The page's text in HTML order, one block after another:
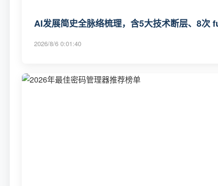
AI发展简史全脉络梳理，含5大技术断层、8
2026/8/6 0:01:40